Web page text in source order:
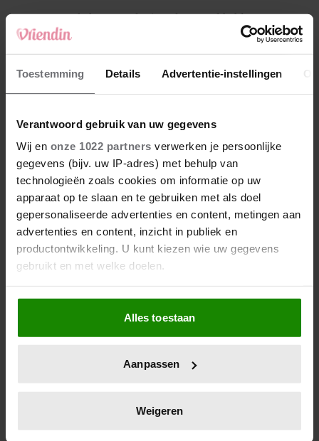
Toestemming Details Advertentie-instellingen
Verantwoord gebruik van uw gegevens
Wij en onze 1022 partners verwerken je persoonlijke
gegevens (bijv. uw IP-adres) met behulp van
technologieën zoals cookies om informatie op uw
apparaat op te slaan en te gebruiken met als doel
gepersonaliseerde advertenties en content, metingen aan
advertenties en content, inzicht in publiek en
productontwikkeling. U kunt kiezen wie uw gegevens
gebruikt en met welke doelen.
Als u het toestaat, willen we ook graag:
Informatie verzamelen over uw geografische
locatie, die tot een paar meter nauwkeurig kan zijn
scannen op specifieke eigenschappen (fingerprinting)
verwerkt en stel uw voorkeuren in het
Alles toestaan
Aanpassen
Weigeren
4 Makelaar Mandy: ‘Vrijdagavond belde Bart.
Hij sprak eng kalm’
5 Makelaar Mandy: ‘Judith typt… En deze keer
durf ik bijna niet te lezen wat er komt’
Nieuw